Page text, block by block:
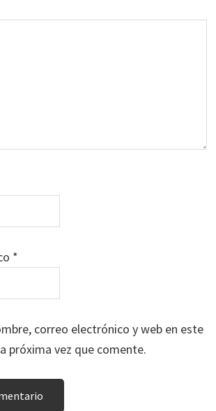
*
correo electrónico y web en este
próxima vez que comente.